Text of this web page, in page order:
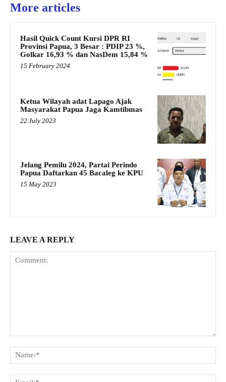
More articles
Hasil Quick Count Kursi DPR RI
Provinsi Papua, 3 Besar : PDIP 23 %,
Golkar 16,93 % dan NasDem 15,84 %
15 February 2024
Ketua Wilayah adat Lapago Ajak
Masyarakat Papua Jaga Kamtibmas
22 July 2023
Jelang Pemilu 2024, Partai Perindo
Papua Daftarkan 45 Bacaleg ke KPU
15 May 2023
LEAVE A REPLY